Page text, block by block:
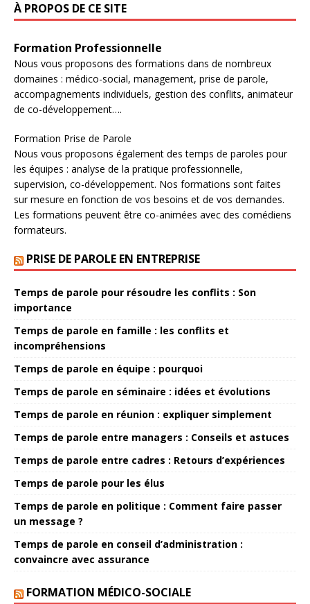
À PROPOS DE CE SITE
Formation Professionnelle​
Nous vous proposons des formations dans de nombreux
domaines : médico-social, management, prise de parole,
accompagnements individuels, gestion des conflits, animateur
de co-développement….
Formation Prise de Parole
Nous vous proposons également des temps de paroles pour
les équipes : analyse de la pratique professionnelle,
supervision, co-développement. Nos formations sont faites
sur mesure en fonction de vos besoins et de vos demandes.
Les formations peuvent être co-animées avec des comédiens
formateurs.
PRISE DE PAROLE EN ENTREPRISE
Temps de parole pour résoudre les conflits : Son
importance
Temps de parole en famille : les conflits et
incompréhensions
Temps de parole en équipe : pourquoi
Temps de parole en séminaire : idées et évolutions
Temps de parole en réunion : expliquer simplement
Temps de parole entre managers : Conseils et astuces
Temps de parole entre cadres : Retours d’expériences
Temps de parole pour les élus
Temps de parole en politique : Comment faire passer
un message ?
Temps de parole en conseil d’administration :
convaincre avec assurance
FORMATION MÉDICO-SOCIALE